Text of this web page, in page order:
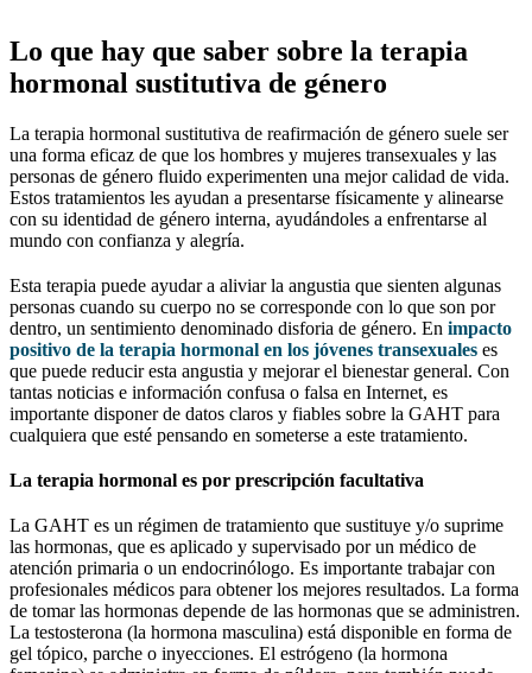
Lo que hay que saber sobre la terapia
hormonal sustitutiva de género
La terapia hormonal sustitutiva de reafirmación de género suele ser
una forma eficaz de que los hombres y mujeres transexuales y las
personas de género fluido experimenten una mejor calidad de vida.
Estos tratamientos les ayudan a presentarse físicamente y alinearse
con su identidad de género interna, ayudándoles a enfrentarse al
mundo con confianza y alegría.
Esta terapia puede ayudar a aliviar la angustia que sienten algunas
personas cuando su cuerpo no se corresponde con lo que son por
dentro, un sentimiento denominado disforia de género. En impacto
positivo de la terapia hormonal en los jóvenes transexuales es
que puede reducir esta angustia y mejorar el bienestar general. Con
tantas noticias e información confusa o falsa en Internet, es
importante disponer de datos claros y fiables sobre la GAHT para
cualquiera que esté pensando en someterse a este tratamiento.
La terapia hormonal es por prescripción facultativa
La GAHT es un régimen de tratamiento que sustituye y/o suprime
las hormonas, que es aplicado y supervisado por un médico de
atención primaria o un endocrinólogo. Es importante trabajar con
profesionales médicos para obtener los mejores resultados. La forma
de tomar las hormonas depende de las hormonas que se administren.
La testosterona (la hormona masculina) está disponible en forma de
gel tópico, parche o inyecciones. El estrógeno (la hormona